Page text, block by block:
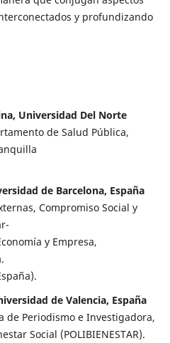
y profundizando
Universidad Del Norte
de Salud Pública,
de Barcelona, España
Compromiso Social y
y Empresa,
de Valencia, España
de Periodismo e Investigadora,
Social (POLIBIENESTAR).